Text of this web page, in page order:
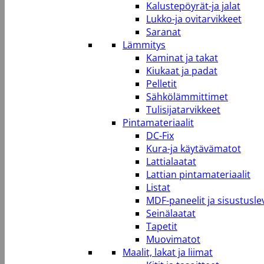
Kalustepöyrät-ja jalat
Lukko-ja ovitarvikkeet
Saranat
Lämmitys
Kaminat ja takat
Kiukaat ja padat
Pelletit
Sähkölämmittimet
Tulisijatarvikkeet
Pintamateriaalit
DC-Fix
Kura-ja käytävämatot
Lattialaatat
Lattian pintamateriaalit
Listat
MDF-paneelit ja
Seinälaatat
Tapetit
Muovimatot
Maalit, lakat ja liimat